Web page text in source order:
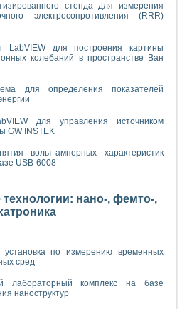
стенда для измерения
электросопротивления (RRR)
LabVIEW для построения картины
колебаний в пространстве Ван
для определения показателей
для управления источником
GW INSTEK
вольт-амперных характеристик
USB-6008
нано-, фемто-,
установка по измерению временных
сред
лабораторный комплекс на базе
наноструктур